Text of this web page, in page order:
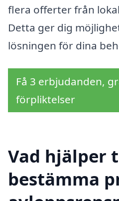
flera offerter från
Detta ger dig
lösningen för dina
Få 3 erbjudanden,
förpliktelser
Vad hjälper
bestämma